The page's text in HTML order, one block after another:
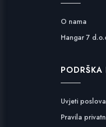
O nama
Hangar 7
PODRŠKA
Uvjeti
Pravila